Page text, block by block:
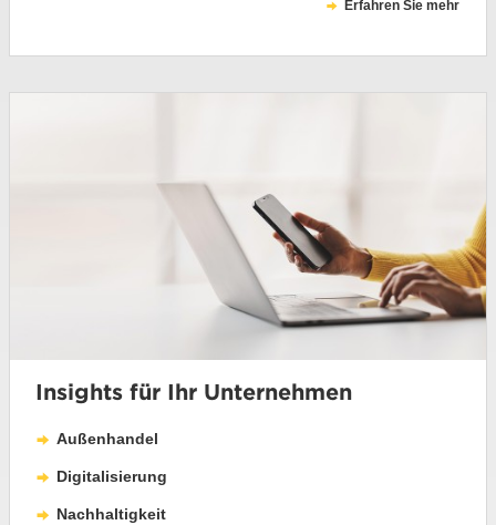
Erfahren Sie mehr
Insights für Ihr Unternehmen
Außenhandel
Digitalisierung
Nachhaltigkeit